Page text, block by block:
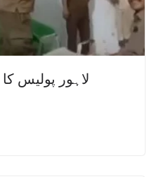
لاہور پولیس